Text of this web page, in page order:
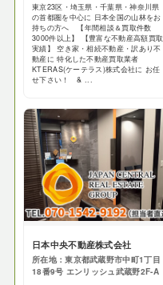
東京23区・埼玉県・千葉県・神奈川県
の首都圏を中心に 日本全国の山林をお
持ちの方へ 【年間相談＆買取件数
3000件以上】 【豊富な不動産高額買取
実績】 空き家・相続不動産・訳あり不
動産に 特化した不動産買取業者
KTERAS(ケーテラス)株式会社に お任
せ下さい！ & ...
日本中央不動産株式会社
所在地：東京都武蔵野市中町1丁目
18番9号 エンリッシュ武蔵野2F-A